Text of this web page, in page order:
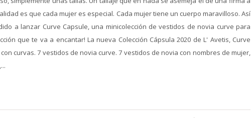
es que cada mujer es especial. Cada mujer tiene un cuerpo maravilloso. Así
a lanzar Curve Capsule, una minicolección de vestidos de novia curve para
que te va a encantar! La nueva Colección Cápsula 2020 de L' Avetis, Curve
curvas. 7 vestidos de novia curve. 7 vestidos de novia con nombres de mujer,